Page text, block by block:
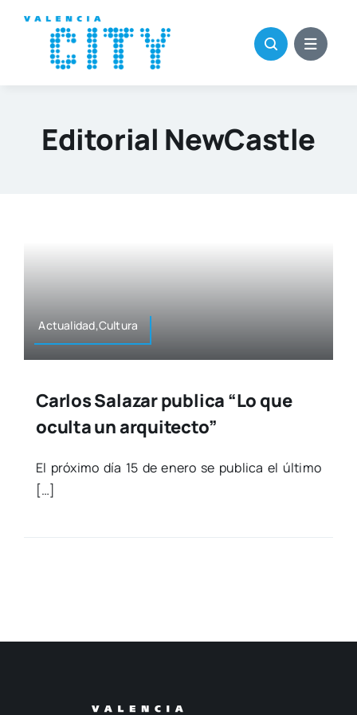
contenido
Editorial NewCastle
Actualidad,Cultura
Carlos Salazar publica “Lo que
oculta un arquitecto”
El pró­xi­mo día 15 de enero se publi­ca el últi­mo
[…]